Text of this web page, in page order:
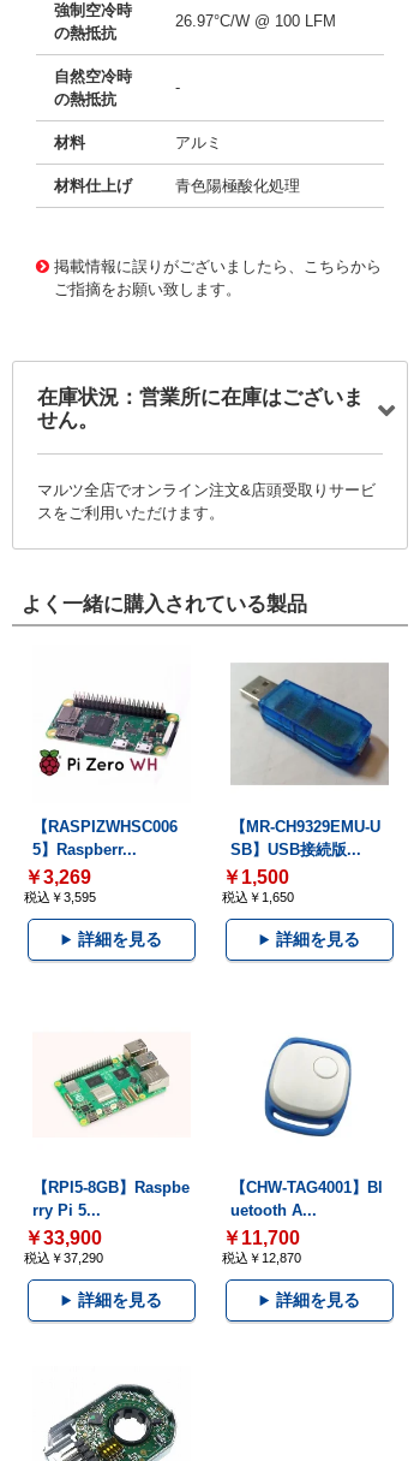
強制空冷時
の熱抵抗
26.97°C/W @ 100 LFM
自然空冷時
の熱抵抗
-
材料 アルミ
材料仕上げ 青色陽極酸化処理
掲載情報に誤りがございましたら、こちらから
ご指摘をお願い致します。
在庫状況：営業所に在庫はございま
せん。
マルツ全店でオンライン注文&店頭受取りサービ
スをご利用いただけます。
よく一緒に購入されている製品
【RASPIZWHSC006
5】Raspberr...
￥3,269
税込￥3,595
詳細を見る
【MR-CH9329EMU-U
SB】USB接続版...
￥1,500
税込￥1,650
詳細を見る
【RPI5-8GB】Raspbe
rry Pi 5...
￥33,900
税込￥37,290
詳細を見る
【CHW-TAG4001】Bl
uetooth A...
￥11,700
税込￥12,870
詳細を見る